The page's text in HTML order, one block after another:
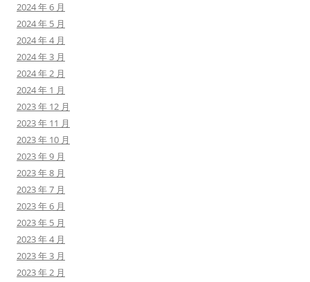
2024 年 6 月
2024 年 5 月
2024 年 4 月
2024 年 3 月
2024 年 2 月
2024 年 1 月
2023 年 12 月
2023 年 11 月
2023 年 10 月
2023 年 9 月
2023 年 8 月
2023 年 7 月
2023 年 6 月
2023 年 5 月
2023 年 4 月
2023 年 3 月
2023 年 2 月